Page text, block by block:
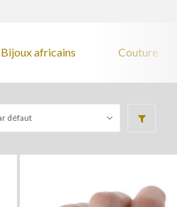
Bijoux africains Couture